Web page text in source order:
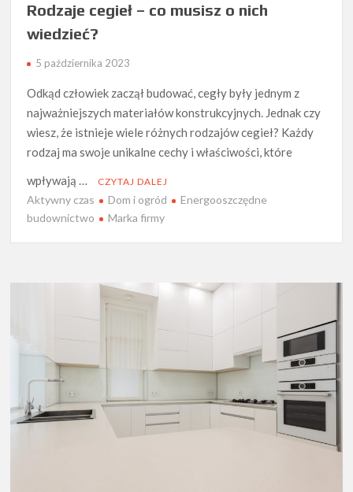
Rodzaje cegieł – co musisz o nich
wiedzieć?
5 października 2023
Odkąd człowiek zaczął budować, cegły były jednym z
najważniejszych materiałów konstrukcyjnych. Jednak czy
wiesz, że istnieje wiele różnych rodzajów cegieł? Każdy
rodzaj ma swoje unikalne cechy i właściwości, które
wpływają …
CZYTAJ DALEJ
Aktywny czas Dom i ogród
Energooszczędne
budownictwo
Marka firmy